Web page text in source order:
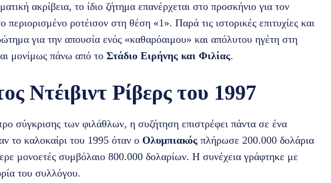
ακρίβεια, το ίδιο ζήτημα επανέρχεται στο προσκήνιο για τον
περιορισμένο ροτέισον στη θέση «1». Παρά τις ιστορικές επιτυχίες και
για την απουσία ενός «καθαρόαιμου» και απόλυτου ηγέτη στη
μονίμως πάνω από το Στάδιο Ειρήνης και Φιλίας.
Ντέιβιντ Ρίβερς του 1997
σύγκρισης των φιλάθλων, η συζήτηση επιστρέφει πάντα σε ένα
το καλοκαίρι του 1995 όταν ο Ολυμπιακός πλήρωσε 200.000 δολάρια
μονοετές συμβόλαιο 800.000 δολαρίων. Η συνέχεια γράφτηκε με
του συλλόγου.